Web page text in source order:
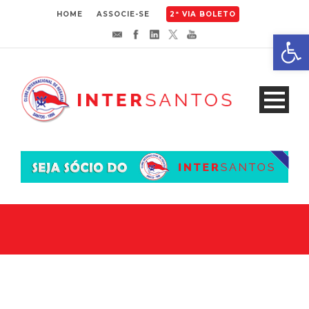
HOME ASSOCIE-SE 2ª VIA BOLETO
Abrir